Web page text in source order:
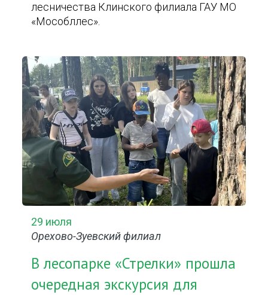
лесничества Клинского филиала ГАУ МО
«Мособллес».
29 июля
Орехово-Зуевский филиал
В лесопарке «Стрелки» прошла
очередная экскурсия для